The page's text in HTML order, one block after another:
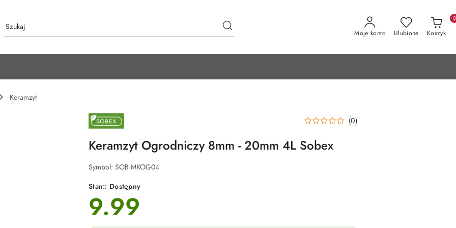
Moje konto Ulubione Koszyk
0
Keramzyt
NAZWA
PRODUCENTA:
SOBEX
(0)
Keramzyt Ogrodniczy 8mm - 20mm 4L Sobex
Symbol: SOB MKOG04
Stan:: Dostępny
cena:
9.99